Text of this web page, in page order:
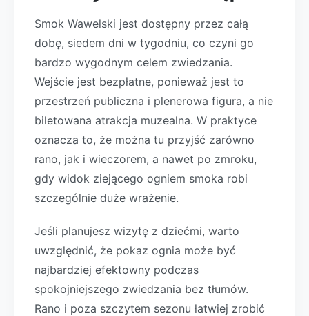
Smok Wawelski jest dostępny przez całą
dobę, siedem dni w tygodniu, co czyni go
bardzo wygodnym celem zwiedzania.
Wejście jest bezpłatne, ponieważ jest to
przestrzeń publiczna i plenerowa figura, a nie
biletowana atrakcja muzealna. W praktyce
oznacza to, że można tu przyjść zarówno
rano, jak i wieczorem, a nawet po zmroku,
gdy widok ziejącego ogniem smoka robi
szczególnie duże wrażenie.
Jeśli planujesz wizytę z dziećmi, warto
uwzględnić, że pokaz ognia może być
najbardziej efektowny podczas
spokojniejszego zwiedzania bez tłumów.
Rano i poza szczytem sezonu łatwiej zrobić